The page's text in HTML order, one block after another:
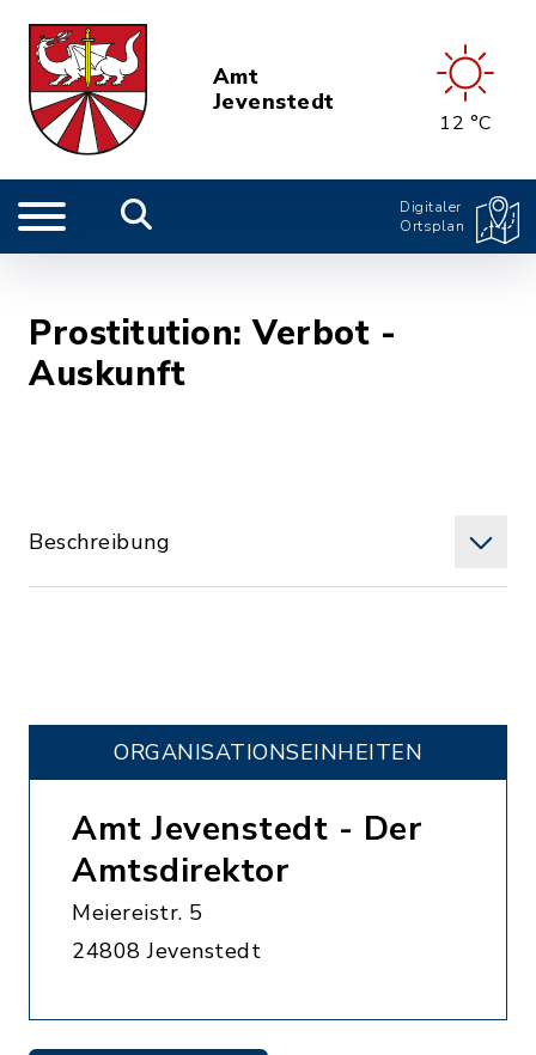
Amt
Jevenstedt
12 °C
Digitaler
Ortsplan
Prostitution: Verbot -
Auskunft
Beschreibung
ORGANISATIONS­EINHEITEN
Amt Jevenstedt - Der
Amtsdirektor
Meiereistr. 5
24808 Jevenstedt